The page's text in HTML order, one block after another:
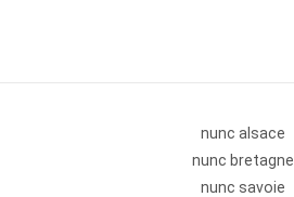
nunc alsace
nunc bretagne
nunc savoie